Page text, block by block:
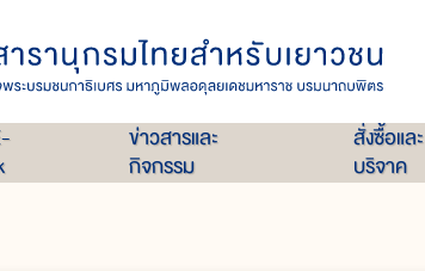
ข่าวสารและ
กิจกรรม
สั่งซื้อและ
บริจาค